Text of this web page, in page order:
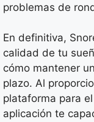
problemas de
En definitiva,
calidad de tu
cómo mantener
plazo. Al
plataforma para
aplicación te